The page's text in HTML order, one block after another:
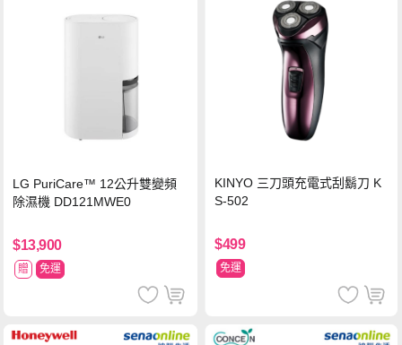
LG PuriCare™ 12公升雙變頻
除濕機 DD121MWE0
$13,900
贈 免運
KINYO 三刀頭充電式刮鬍刀 K
S-502
$499
免運